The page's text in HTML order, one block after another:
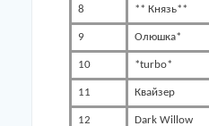
8 ** Князь**
9 Олюшка*
10 *turbo*
11 Квайзер
12 Dark Willow